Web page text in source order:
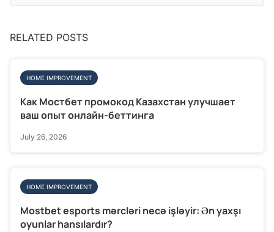
RELATED POSTS
HOME IMPROVEMENT
Как Мостбет промокод Казахстан улучшает
ваш опыт онлайн-беттинга
July 26, 2026
HOME IMPROVEMENT
Mostbet esports mərcləri necə işləyir: Ən yaxşı
oyunlar hansılardır?